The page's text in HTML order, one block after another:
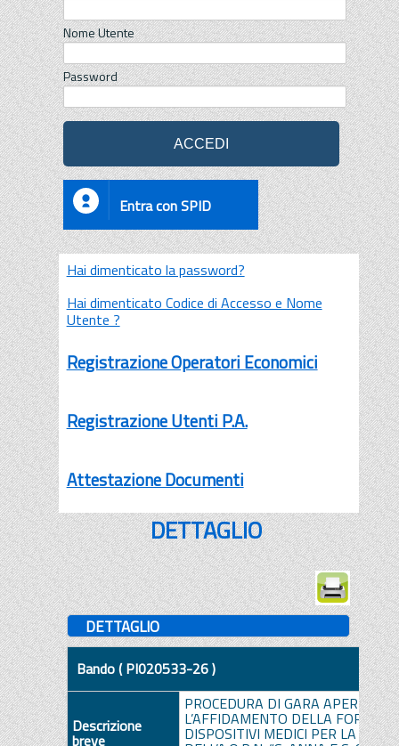
Nome Utente
Password
Entra con SPID
Hai dimenticato la password?
Hai dimenticato Codice di Accesso e Nome
Utente ?
Registrazione Operatori Economici
Registrazione Utenti P.A.
Attestazione Documenti
DETTAGLIO
DETTAGLIO
Bando ( PI020533-26 )
Descrizione
breve
PROCEDURA DI GARA APERTA E
L’AFFIDAMENTO DELLA
DISPOSITIVI MEDICI PER LA UOC